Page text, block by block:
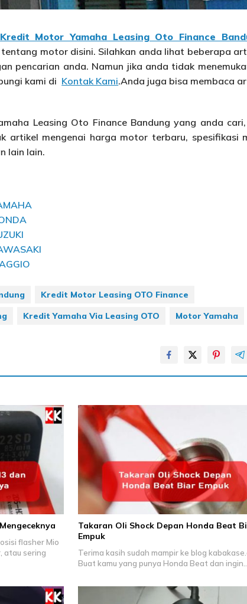
Kredit Motor Yamaha Leasing Oto Finance
motor disini. Silahkan anda lihat beberapa
pencarian anda. Namun jika anda tidak
kami di Kontak Kami.Anda juga bisa membaca
Leasing Oto Finance Bandung yang anda
artikel mengenai harga motor terbaru, spesifikasi
lain lain.
Kredit Motor Leasing OTO Finance
Kredit Yamaha Via Leasing OTO Motor Yamaha
flasher Mio
atau sering
Takaran Oli Shock Depan Honda Beat
Empuk
Terima kasih sudah mampir ke blog
Buat kamu yang punya Honda Beat dan ingin…